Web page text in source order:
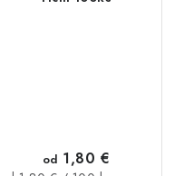
od 1,80 €